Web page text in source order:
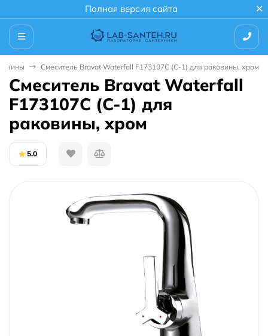
Полная версия сайта
Смеситель Bravat Waterfall F173107C (C-1) для раковины, хром
Смеситель Bravat Waterfall
F173107C (C-1) для
раковины, хром
5.0